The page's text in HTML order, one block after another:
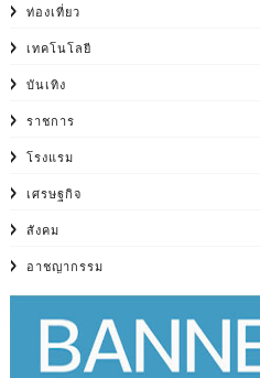
ท่องเที่ยว
เทคโนโลยี
บันเทิง
ราชการ
โรงแรม
เศรษฐกิจ
สังคม
อาชญากรรม